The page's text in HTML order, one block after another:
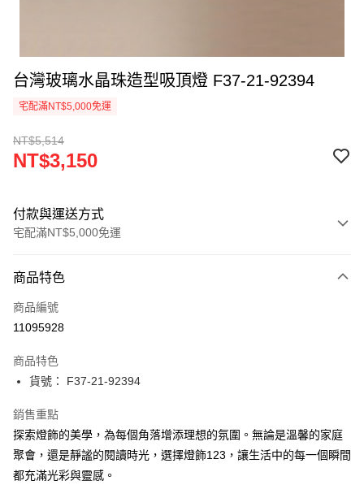
台灣玻璃水晶珠造型吸頂燈 F37-21-92394
宅配滿NT$5,000免運
NT$5,514
NT$3,150
付款與運送方式
宅配滿NT$5,000免運
信用卡一次付款
LINE Pay
街口支付
悠遊付
Google Pay
全盈+PAY
商品特色
商品編號
11095928
商品特色
貨號： F37-21-92394
銷售重點
探索燈飾的美學，為每個角落增添理想的氛圍。無論是溫馨的家庭
聚會，還是靜謐的閱讀時光，選擇燈飾123，讓生活中的每一個瞬間
都充滿光彩與靈感。